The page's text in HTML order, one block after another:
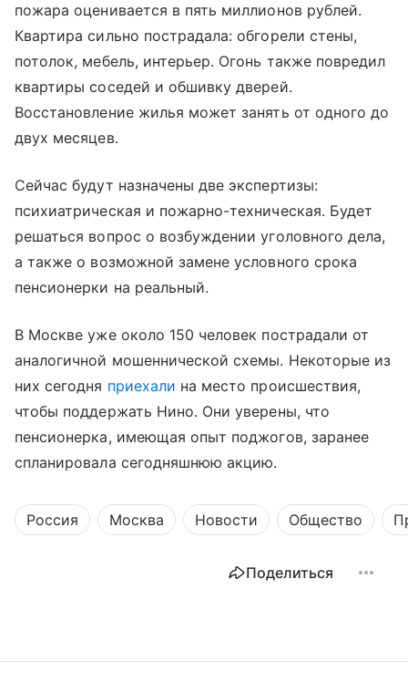
пожара оценивается в пять миллионов рублей.
Квартира сильно пострадала: обгорели стены,
потолок, мебель, интерьер. Огонь также повредил
квартиры соседей и обшивку дверей.
Восстановление жилья может занять от одного до
двух месяцев.
Сейчас будут назначены две экспертизы:
психиатрическая и пожарно-техническая. Будет
решаться вопрос о возбуждении уголовного дела,
а также о возможной замене условного срока
пенсионерки на реальный.
В Москве уже около 150 человек пострадали от
аналогичной мошеннической схемы. Некоторые из
них сегодня приехали на место происшествия,
чтобы поддержать Нино. Они уверены, что
пенсионерка, имеющая опыт поджогов, заранее
спланировала сегодняшнюю акцию.
Россия Москва Новости Общество
Поделиться